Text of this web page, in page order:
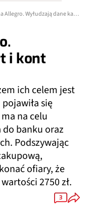
Oszustwo na Allegro. Wyłudzają dane kart i kont bankowych
i kont
ich celem jest
się
na celu
banku oraz
Podszywając
ofiary, że
2750 zł.
3